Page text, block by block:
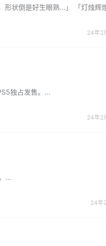
形状倒是好生眼熟...」 「灯烛辉
24年2
独占发售。...
24年2
...
24年